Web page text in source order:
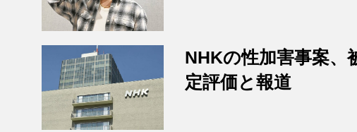
NHKの性加害事案、
定評価と報道